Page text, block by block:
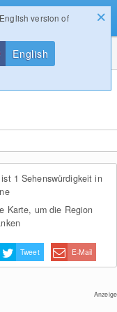
Magazin
1 Sehenswürdigkeit in
Karte, um die Region
Tweet E-Mail
Anzeige
Login
version of
English